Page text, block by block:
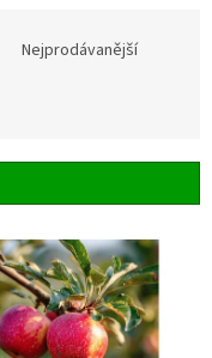
Nejprodávanější